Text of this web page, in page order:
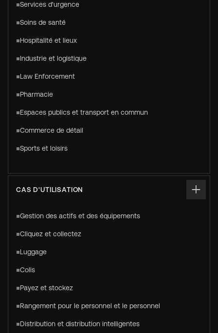
Services d'urgence
Soins de santé
Hospitalité et lieux
Industrie et logistique
Law Enforcement
Pharmacie
Espaces publics et transport en commun
Commerce de détail
Sports et loisirs
CAS D'UTILISATION
Gestion des actifs et des équipements
Cliquez et collectez
Luggage
Colis
Payez et stockez
Rangement pour le personnel et le personnel
Distribution et distribution intelligentes